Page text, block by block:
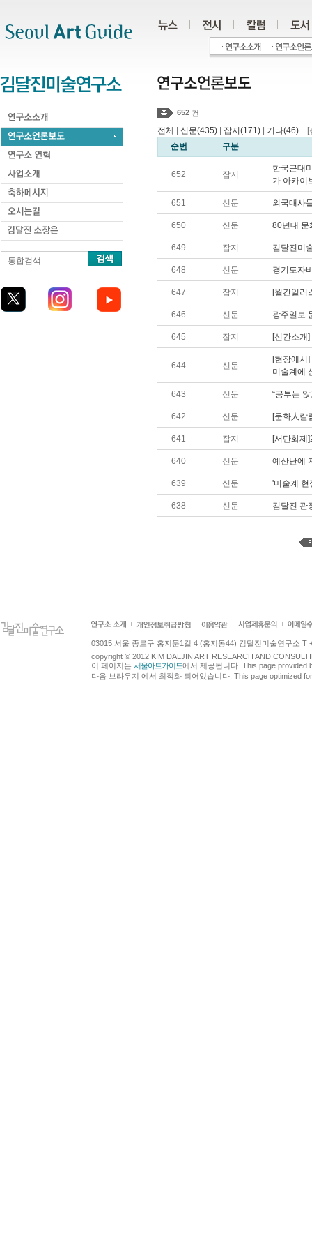
통합검색
652 건
전체 신문(435) 잡지(171) 기타(46) [
순번
구분
652 잡지
한국근대
가 아카이
651 신문 외국대사
650 신문 80년대 문
649 잡지 김달진미
648 신문 경기도자
647 잡지 [월간일러
646 신문 광주일보
645 잡지 [신간소개
644 신문
[현장에서
미술계에
643 신문 “공부는
642 신문 [문화人칼
641 잡지 [서단화제
640 신문 예산난에
639 신문 '미술계 현
638 신문 김달진 관
03015 서울 종로구 홍지문1길 4 (홍지동44) 김달진미술연구소 T
copyright © 2012 KIM DALJIN ART RESEARCH AND
이 페이지는 서울아트가이드에서 제공됩니다. This page provided
다음 브라우져 에서 최적화 되어있습니다. This page optimized